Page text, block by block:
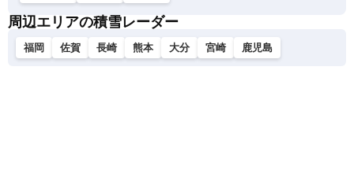
周辺エリアの積雪レーダー
福岡 佐賀 長崎 熊本 大分 宮崎 鹿児島